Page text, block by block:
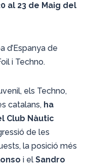
al 23 de Maig del
d’Espanya de
i Techno.
els Techno,
catalans, ha
Club Nàutic
de les
la posició més
i el Sandro